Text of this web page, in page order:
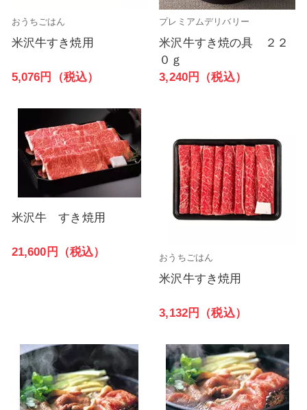
おうちごはん
米沢牛すき焼用
5,076円（税込）
プレミアムデリバリー
米沢牛すき焼の具 ２２
０ｇ
3,240円（税込）
米沢牛 すき焼用
21,600円（税込） おうちごはん
米沢牛すき焼用
3,132円（税込）